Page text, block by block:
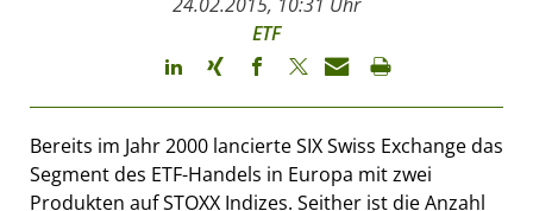
ETF
Bereits im Jahr 2000 lancierte SIX Swiss Exchange das
Segment des ETF-Handels in Europa mit zwei
Produkten auf STOXX Indizes. Seither ist die Anzahl